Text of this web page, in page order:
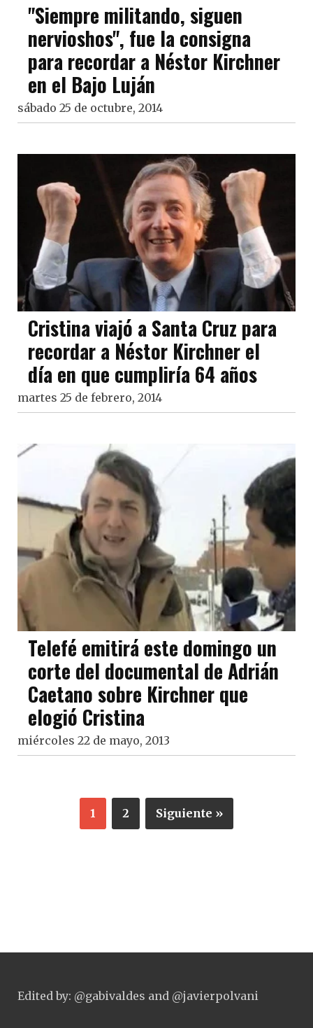
"Siempre militando, siguen
nervioshos", fue la consigna
para recordar a Néstor Kirchner
en el Bajo Luján
sábado 25 de octubre, 2014
Cristina viajó a Santa Cruz para
recordar a Néstor Kirchner el
día en que cumpliría 64 años
martes 25 de febrero, 2014
Telefé emitirá este domingo un
corte del documental de Adrián
Caetano sobre Kirchner que
elogió Cristina
miércoles 22 de mayo, 2013
1 2 Siguiente »
Edited by: @gabivaldes and @javierpolvani